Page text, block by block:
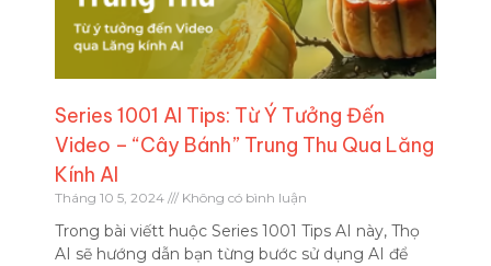
Series 1001 AI Tips: Từ Ý Tưởng Đến
Video – “Cây Bánh” Trung Thu Qua Lăng
Kính AI
Tháng 10 5, 2024 Không có bình luận
Trong bài viếtt huộc Series 1001 Tips AI này, Thọ
AI sẽ hướng dẫn bạn từng bước sử dụng AI để